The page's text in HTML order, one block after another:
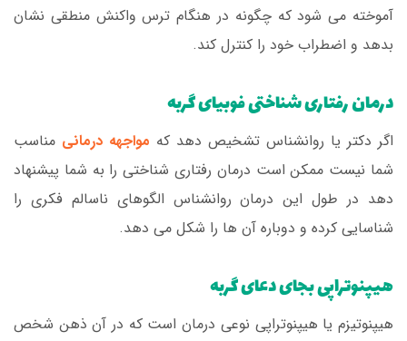
آموخته می شود که چگونه در هنگام ترس واکنش منطقی نشان
بدهد و اضطراب خود را کنترل کند.
درمان رفتاری شناختی فوبیای گربه
اگر دکتر یا روانشناس تشخیص دهد که مواجهه درمانی مناسب
شما نیست ممکن است درمان رفتاری شناختی را به شما پیشنهاد
دهد در طول این درمان روانشناس الگوهای ناسالم فکری را
شناسایی کرده و دوباره آن ها را شکل می دهد.
هیپنوتراپی بجای دعای گربه
هیپنوتیزم یا هیپنوتراپی نوعی درمان است که در آن ذهن شخص